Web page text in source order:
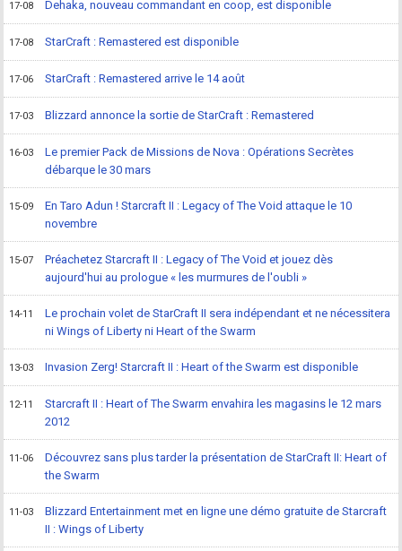
17-08 Dehaka, nouveau commandant en coop, est disponible
17-08 StarCraft : Remastered est disponible
17-06 StarCraft : Remastered arrive le 14 août
17-03 Blizzard annonce la sortie de StarCraft : Remastered
16-03
Le premier Pack de Missions de Nova : Opérations Secrètes
débarque le 30 mars
15-09
En Taro Adun ! Starcraft II : Legacy of The Void attaque le 10
novembre
15-07
Préachetez Starcraft II : Legacy of The Void et jouez dès
aujourd'hui au prologue « les murmures de l'oubli »
14-11
Le prochain volet de StarCraft II sera indépendant et ne nécessitera
ni Wings of Liberty ni Heart of the Swarm
13-03 Invasion Zerg! Starcraft II : Heart of the Swarm est disponible
12-11
Starcraft II : Heart of The Swarm envahira les magasins le 12 mars
2012
11-06
Découvrez sans plus tarder la présentation de StarCraft II: Heart of
the Swarm
11-03
Blizzard Entertainment met en ligne une démo gratuite de Starcraft
II : Wings of Liberty